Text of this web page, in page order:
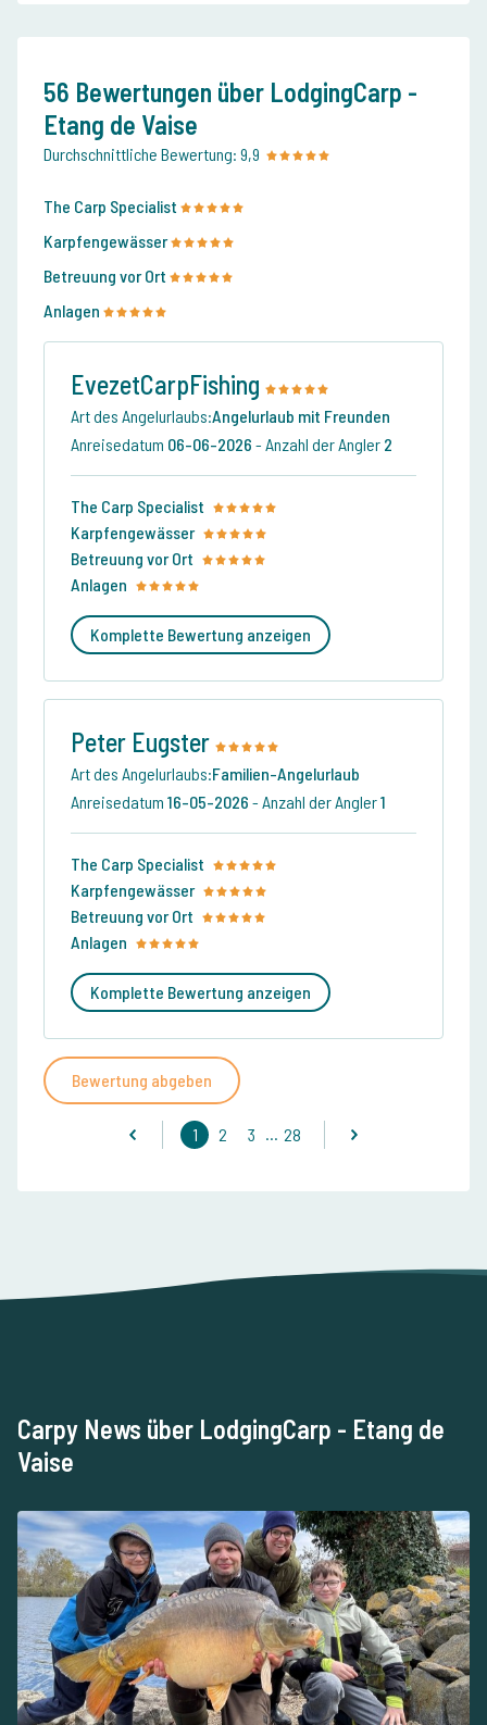
56 Bewertungen über LodgingCarp -
Etang de Vaise
Durchschnittliche Bewertung: 9,9
The Carp Specialist
Karpfengewässer
Betreuung vor Ort
Anlagen
EvezetCarpFishing
Art des Angelurlaubs:Angelurlaub mit Freunden
Anreisedatum 06-06-2026 - Anzahl der Angler 2
The Carp Specialist
Karpfengewässer
Betreuung vor Ort
Anlagen
Komplette Bewertung anzeigen
Peter Eugster
Art des Angelurlaubs:Familien-Angelurlaub
Anreisedatum 16-05-2026 - Anzahl der Angler1
The Carp Specialist
Karpfengewässer
Betreuung vor Ort
Anlagen
Komplette Bewertung anzeigen
Bewertung abgeben
1 2 3 ... 28
Carpy News über LodgingCarp - Etang de
Vaise